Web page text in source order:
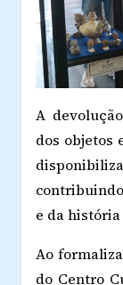
A
dos objetos
e da
Ao
do Centro